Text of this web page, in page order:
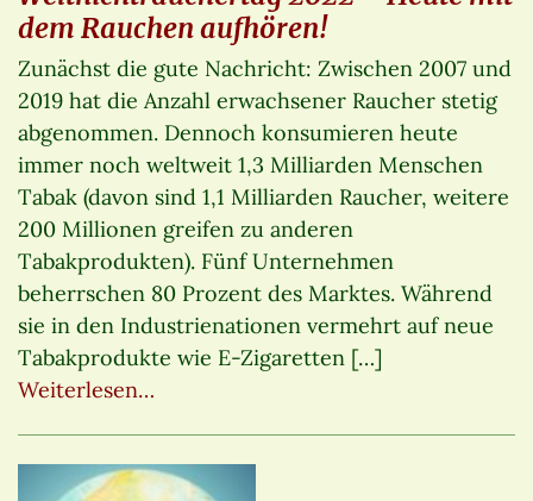
dem Rauchen aufhören!
Zunächst die gute Nachricht: Zwischen 2007 und
2019 hat die Anzahl erwachsener Raucher stetig
abgenommen. Dennoch konsumieren heute
immer noch weltweit 1,3 Milliarden Menschen
Tabak (davon sind 1,1 Milliarden Raucher, weitere
200 Millionen greifen zu anderen
Tabakprodukten). Fünf Unternehmen
beherrschen 80 Prozent des Marktes. Während
sie in den Industrienationen vermehrt auf neue
Tabakprodukte wie E-Zigaretten […]
Weiterlesen…